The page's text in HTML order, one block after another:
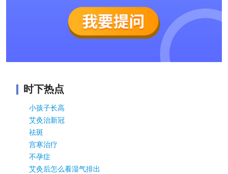
时下热点
小孩子长高
艾灸治新冠
祛斑
宫寒治疗
不孕症
艾灸后怎么看湿气排出